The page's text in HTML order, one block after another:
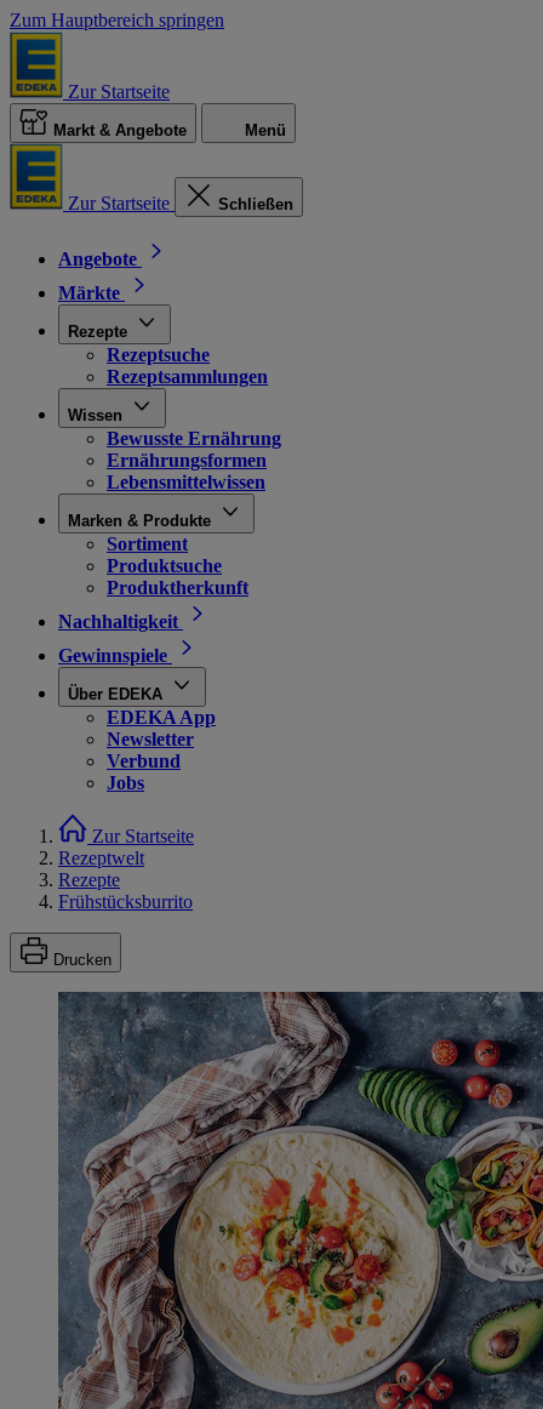
Zum Hauptbereich springen
Zur Startseite
Markt & Angebote Menü
Zur Startseite Schließen
Angebote
Märkte
Rezepte
Rezeptsuche
Rezeptsammlungen
Wissen
Bewusste Ernährung
Ernährungsformen
Lebensmittelwissen
Marken & Produkte
Sortiment
Produktsuche
Produktherkunft
Nachhaltigkeit
Gewinnspiele
Über EDEKA
EDEKA App
Newsletter
Verbund
Jobs
Zur Startseite
Rezeptwelt
Rezepte
Frühstücksburrito
Drucken